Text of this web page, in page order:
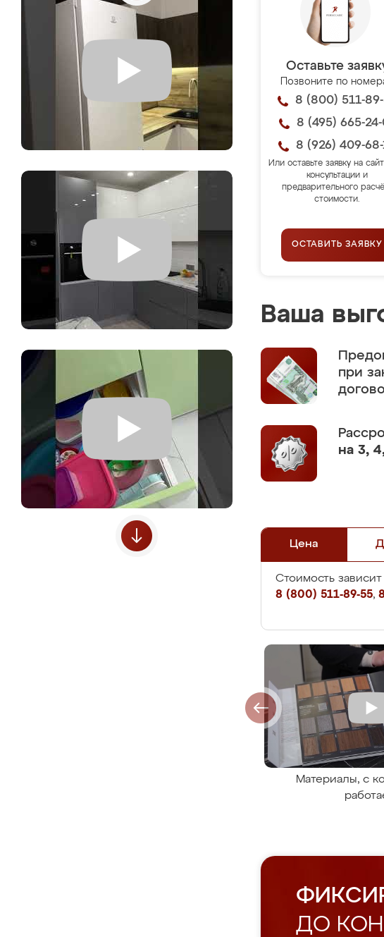
Оставьте
Позвоните по
8 (800) 511-
8 (495) 665-24-
8 (926) 409-68-
Или оставьте заявку на
консультации и
предварительного
стоимости.
ОСТАВИТЬ ЗАЯВКУ
Ваша
при
на 3,
Цена
Стоимость зависит
8 (800) 511-89-55,
Материалы, с
ДО